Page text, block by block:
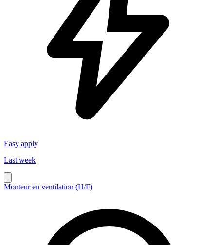
Easy apply
Last week
Monteur en ventilation (H/F)